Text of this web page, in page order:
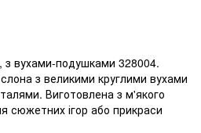
з вухами-подушками 328004.
з великими круглими вухами
Виготовлена з м'якого
сюжетних ігор або прикраси